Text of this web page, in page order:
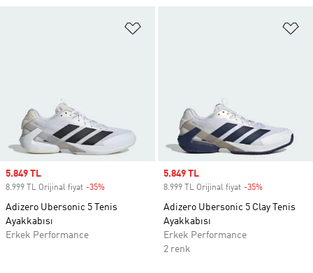
Sale price
5.849 TL
8.999 TL Orijinal fiyat -35%
Adizero Ubersonic 5 Tenis
Ayakkabısı
Erkek Performance
Sale price
5.849 TL
8.999 TL Orijinal fiyat -35%
Adizero Ubersonic 5 Clay Tenis
Ayakkabısı
Erkek Performance
2 renk